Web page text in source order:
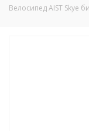
Велосипед AIST Skye